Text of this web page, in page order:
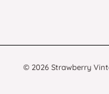
© 2026 Strawberry